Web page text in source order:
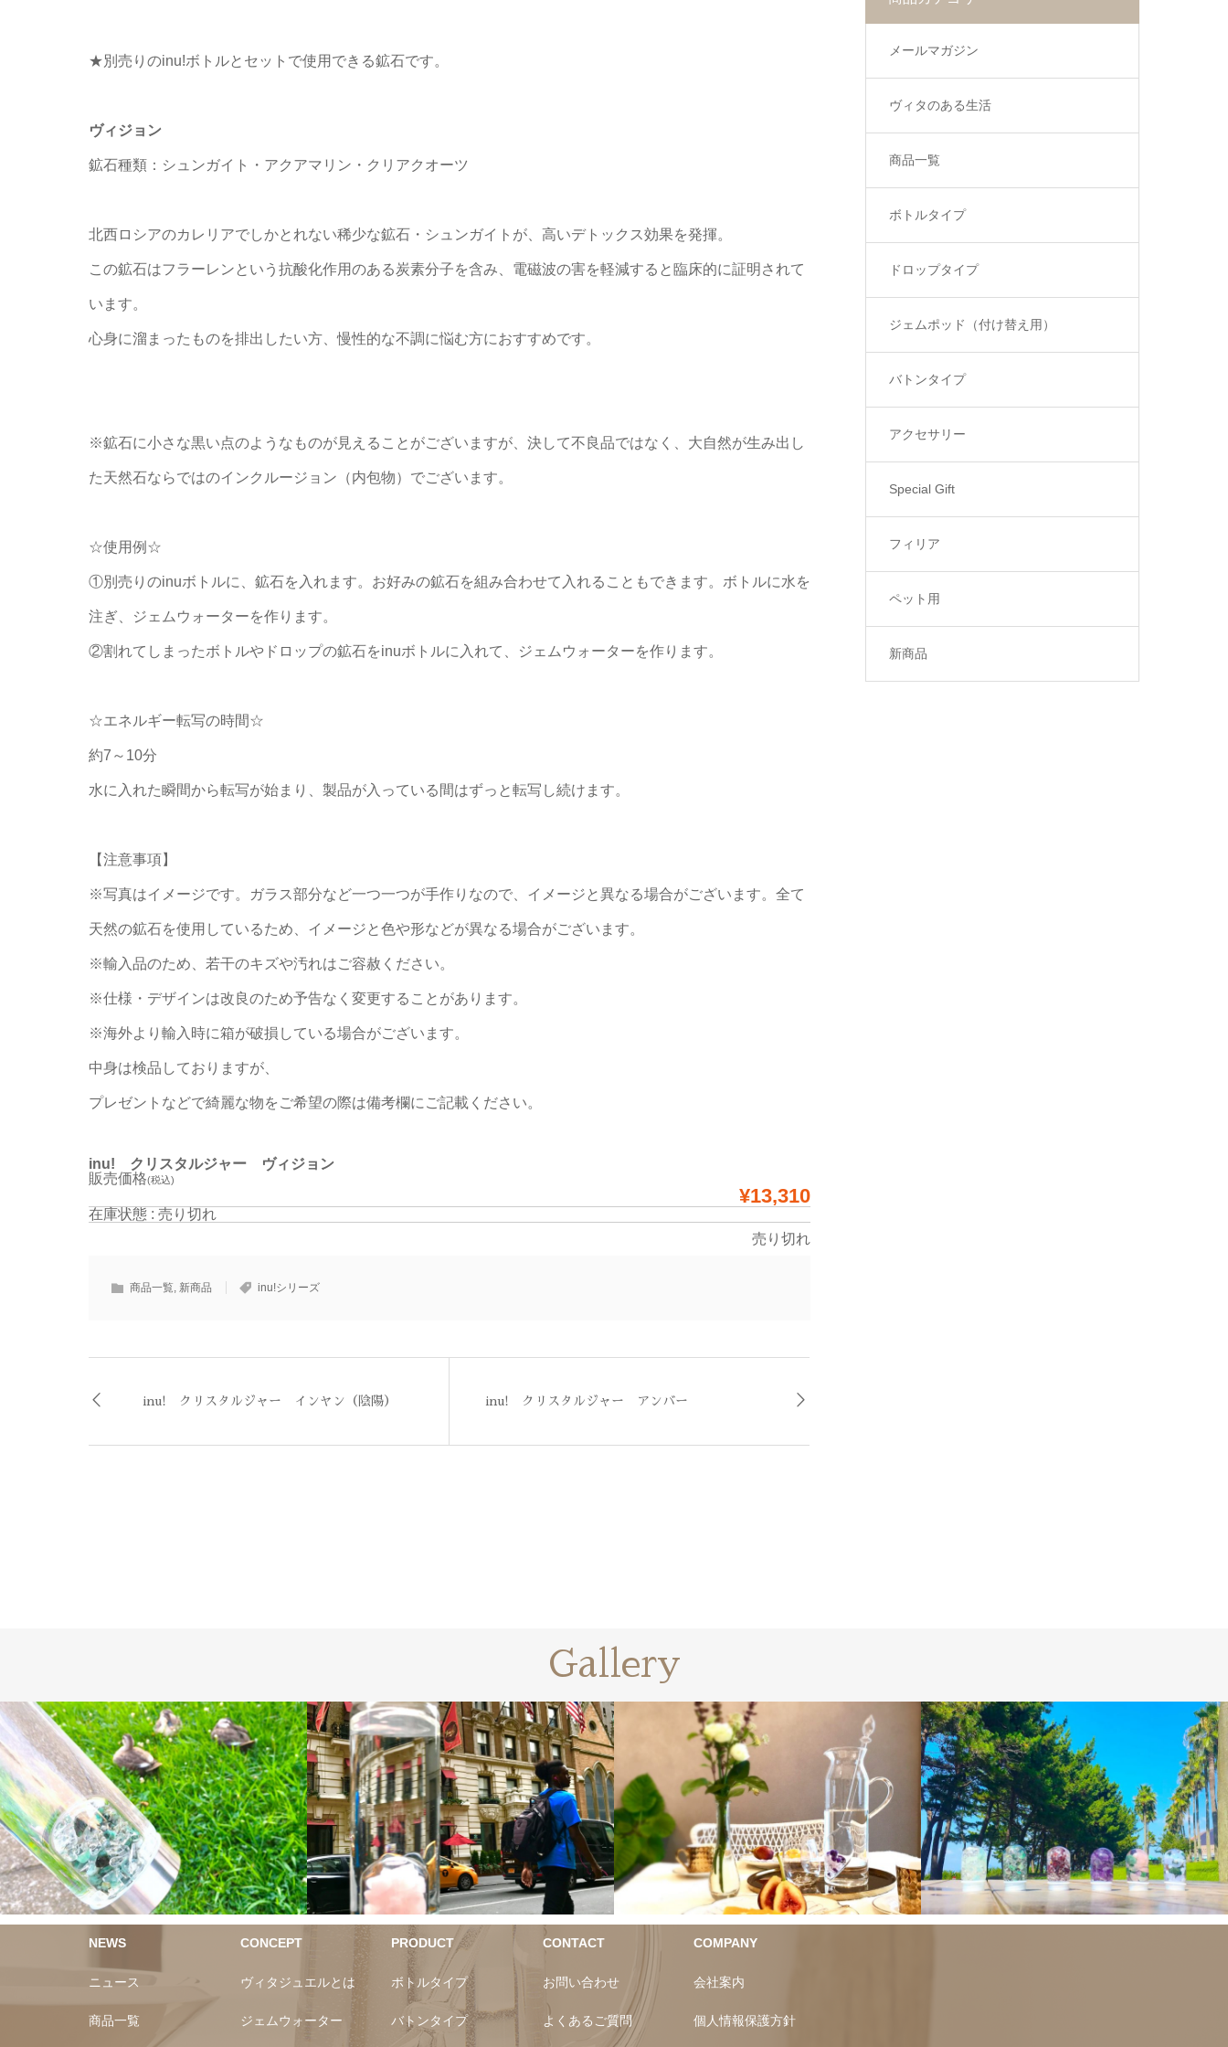
★別売りのinu!ボトルとセットで使用できる鉱石です。
ヴィジョン
鉱石種類：シュンガイト・アクアマリン・クリアクオーツ
北西ロシアのカレリアでしかとれない稀少な鉱石・シュンガイトが、高いデトックス効果を発揮。
この鉱石はフラーレンという抗酸化作用のある炭素分子を含み、電磁波の害を軽減すると臨床的に証明されて
います。
心身に溜まったものを排出したい方、慢性的な不調に悩む方におすすめです。
※鉱石に小さな黒い点のようなものが見えることがございますが、決して不良品ではなく、大自然が生み出し
た天然石ならではのインクルージョン（内包物）でございます。
☆使用例☆
①別売りのinuボトルに、鉱石を入れます。お好みの鉱石を組み合わせて入れることもできます。ボトルに水を
注ぎ、ジェムウォーターを作ります。
②割れてしまったボトルやドロップの鉱石をinuボトルに入れて、ジェムウォーターを作ります。
☆エネルギー転写の時間☆
約7～10分
水に入れた瞬間から転写が始まり、製品が入っている間はずっと転写し続けます。
【注意事項】
※写真はイメージです。ガラス部分など一つ一つが手作りなので、イメージと異なる場合がございます。全て
天然の鉱石を使用しているため、イメージと色や形などが異なる場合がございます。
※輸入品のため、若干のキズや汚れはご容赦ください。
※仕様・デザインは改良のため予告なく変更することがあります。
※海外より輸入時に箱が破損している場合がございます。
中身は検品しておりますが、
プレゼントなどで綺麗な物をご希望の際は備考欄にご記載ください。
inu! クリスタルジャー ヴィジョン
販売価格(税込)
¥13,310
在庫状態 : 売り切れ
売り切れ
商品一覧, 新商品 inu!シリーズ
inu! クリスタルジャー インヤン（陰陽） inu! クリスタルジャー アンバー
メールマガジン
ヴィタのある生活
商品一覧
ボトルタイプ
ドロップタイプ
ジェムポッド（付け替え用）
バトンタイプ
アクセサリー
Special Gift
フィリア
ペット用
新商品
Gallery
ヴィタのある生活 ヴィタのある生活 ヴィタのある生活 ジェムブレンド
NEWS
ニュース
商品一覧
CONCEPT
ヴィタジュエルとは
ジェムウォーター
PRODUCT
ボトルタイプ
バトンタイプ
CONTACT
お問い合わせ
よくあるご質問
COMPANY
会社案内
個人情報保護方針